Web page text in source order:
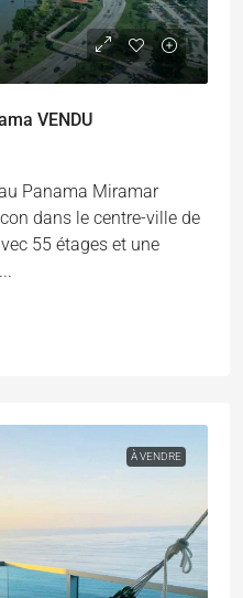
VENDU
Panama Miramar
dans le centre-ville de
55 étages et une
À VENDRE